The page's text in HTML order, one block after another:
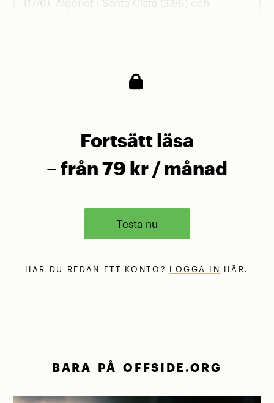
(17/6), Algeriet i Santa Clara (23/6) och
Fortsätt läsa
– från 79 kr / månad
Testa nu
HAR DU REDAN ETT KONTO? LOGGA IN HÄR.
BARA PÅ OFFSIDE.ORG